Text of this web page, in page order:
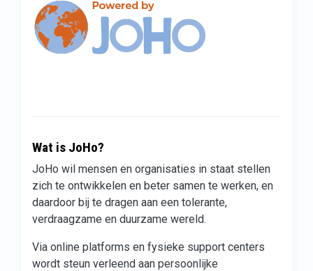
Wat is JoHo?
JoHo wil mensen en organisaties in staat stellen
zich te ontwikkelen en beter samen te werken, en
daardoor bij te dragen aan een tolerante,
verdraagzame en duurzame wereld.
Via online platforms en fysieke support centers
wordt steun verleend aan persoonlijke